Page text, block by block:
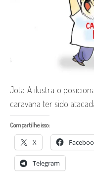
Jota A ilustra o
caravana ter sido
Compartilhe isso:
X
Telegram